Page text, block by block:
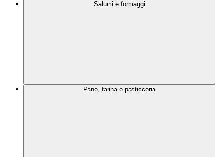
Salumi e formaggi
Pane, farina e pasticceria